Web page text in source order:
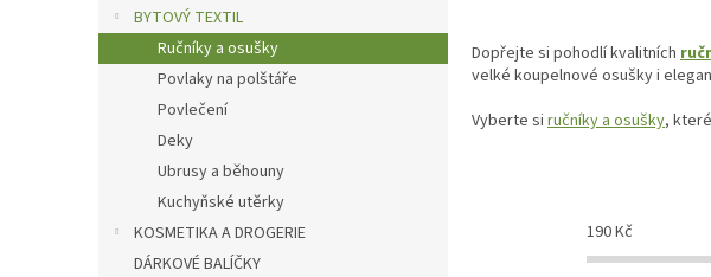
n
e
BYTOVÝ TEXTIL
Ručníky a osušky
Povlaky na polštáře
Povlečení
Deky
Ubrusy a běhouny
Kuchyňské utěrky
KOSMETIKA A DROGERIE
DÁRKOVÉ BALÍČKY
Dopřejte si pohodlí kvalitních
velké koupelnové osušky i
Vyberte si ručníky a osušky,
190Kč